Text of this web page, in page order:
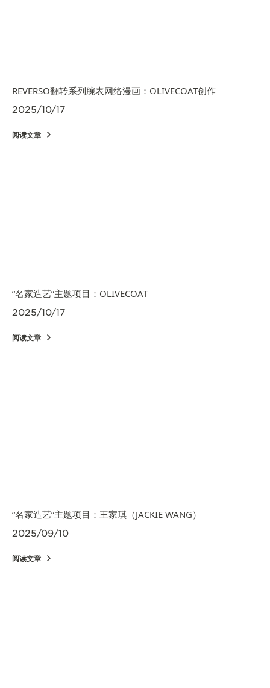
REVERSO翻转系列腕表网络漫画：OLIVECOAT创作
2025/10/17
阅读文章
“名家造艺”主题项目：OLIVECOAT
2025/10/17
阅读文章
“名家造艺”主题项目：王家琪（JACKIE WANG）
2025/09/10
阅读文章